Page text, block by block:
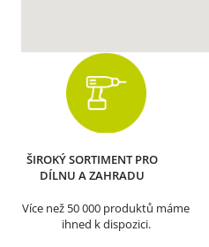
ŠIROKÝ SORTIMENT PRO
DÍLNU A ZAHRADU
Více než 50 000 produktů máme
ihned k dispozici.